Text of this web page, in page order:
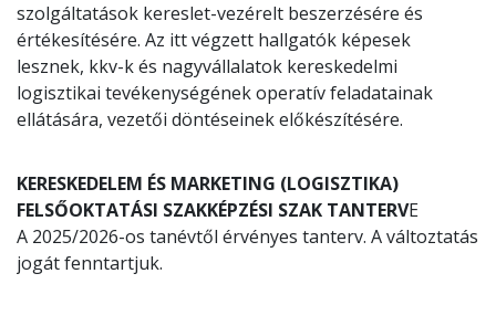
szolgáltatások kereslet-vezérelt beszerzésére és
értékesítésére. Az itt végzett hallgatók képesek
lesznek, kkv-k és nagyvállalatok kereskedelmi
logisztikai tevékenységének operatív feladatainak
ellátására, vezetői döntéseinek előkészítésére.
KERESKEDELEM ÉS MARKETING (LOGISZTIKA)
FELSŐOKTATÁSI SZAKKÉPZÉSI SZAK TANTERVE
A 2025/2026-os tanévtől érvényes tanterv. A változtatás
jogát fenntartjuk.